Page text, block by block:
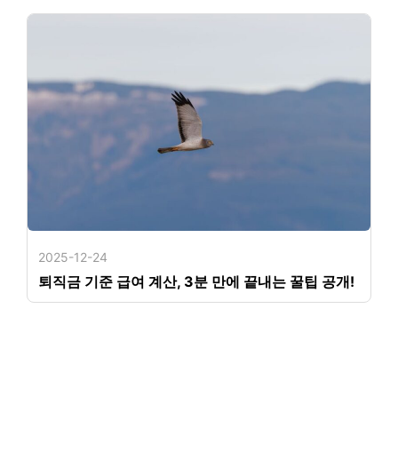
2025-12-24
퇴직금 기준 급여 계산, 3분 만에 끝내는 꿀팁 공개!